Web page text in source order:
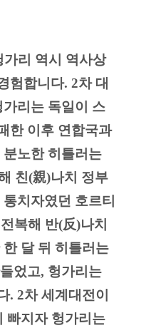
험합니다. 2차 대
리는 독일이 스
한 이후 연합국과
노한 히틀러는
친(親)나치 정부
치자였던 호르티
복해 반(反)나치
달 뒤 히틀러는
었고, 헝가리는
. 2차 세계대전이
빠지자 헝가리는